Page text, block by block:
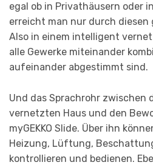
egal ob in Privathäusern oder
erreicht man nur durch
Also in einem intelligent
alle Gewerke miteinander
aufeinander abgestimmt sind.
Und das Sprachrohr zwischen
vernetzten Haus und den
myGEKKO Slide. Über ihn
Heizung, Lüftung,
kontrollieren und bedienen.